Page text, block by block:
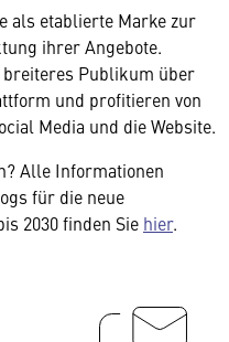
als etablierte Marke zur
ihrer Angebote.
Publikum über
und profitieren von
Media und die Website.
Alle Informationen
für die neue
2030 finden Sie hier.